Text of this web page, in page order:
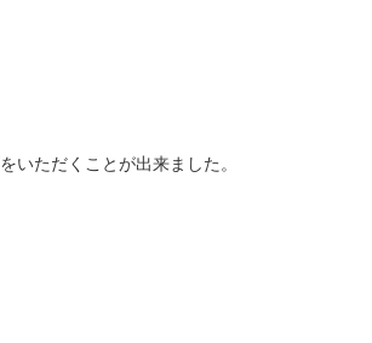
いただくことが出来ました。